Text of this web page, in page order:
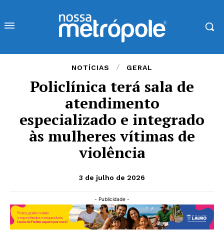
NOTÍCIAS GERAL
Policlínica terá sala de
atendimento
especializado e integrado
às mulheres vítimas de
violência
3 de julho de 2026
- Publicidade -